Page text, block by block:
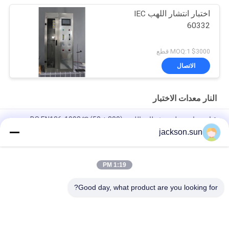
اختبار انتشار اللهب IEC
60332
$3000 MOQ:1 قطع
الاتصال
النار معدات الاختبار
قناع جراحي طبي مثبطات اللهب (800 ± 50) ℃ BS EN136-1998
1133 ASTM D1238
jackson.sun
1:19 PM
Good day, what product are you looking for?